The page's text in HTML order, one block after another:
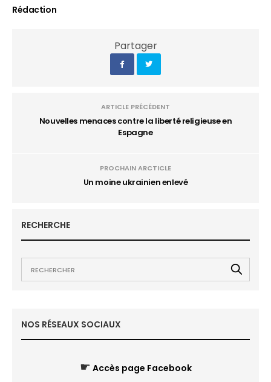
Rédaction
Partager
ARTICLE PRÉCÉDENT
Nouvelles menaces contre la liberté religieuse en
Espagne
PROCHAIN ARCTICLE
Un moine ukrainien enlevé
RECHERCHE
NOS RÉSEAUX SOCIAUX
☛ Accès page Facebook